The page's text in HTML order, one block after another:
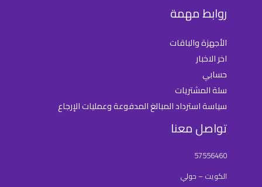
روابط مهمة
الأجهزة والباقات
اخر الاخبار
حسابي
سلة المشتريات
سياسة استرداد المبالغ المدفوعة وعمليات الإرجاع
تواصل معنا
57556460
الكويت – حولي